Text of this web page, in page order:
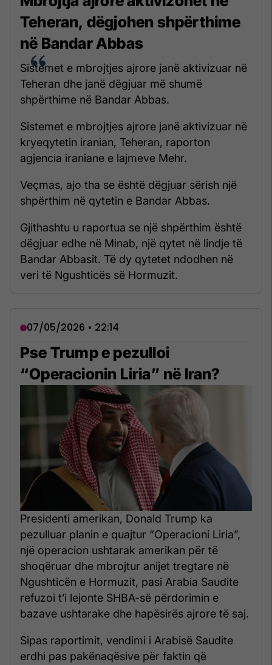
Teheran, dëgjohen shpërthime
në Bandar Abbas
Sistemet e mbrojtjes ajrore janë aktivizuar në
Teheran dhe janë dëgjuar më shumë
shpërthime në Bandar Abbas.
Sistemet e mbrojtjes ajrore janë aktivizuar në
kryeqytetin iranian, Teheran, raporton
agjencia iraniane e lajmeve Mehr.
Veçmas, ajo tha se është dëgjuar sërish një
shpërthim në qytetin e Bandar Abbas.
Gjithashtu u raportua se një shpërthim është
dëgjuar edhe në Minab, një qytet në lindje të
Bandar Abbasit. Të dy qytetet ndodhen në
veri të Ngushticës së Hormuzit.
07/05/2026 • 22:14
Pse Trump e pezulloi
“Operacionin Liria” në Iran?
Presidenti amerikan, Donald Trump ka
pezulluar planin e quajtur “Operacioni Liria”,
një operacion ushtarak amerikan për të
shoqëruar dhe mbrojtur anijet tregtare në
Ngushticën e Hormuzit, pasi Arabia Saudite
refuzoi t’i lejonte SHBA-së përdorimin e
bazave ushtarake dhe hapësirës ajrore të saj.
Sipas raportimit, vendimi i Arabisë Saudite
erdhi pas pakënaqësive për faktin që